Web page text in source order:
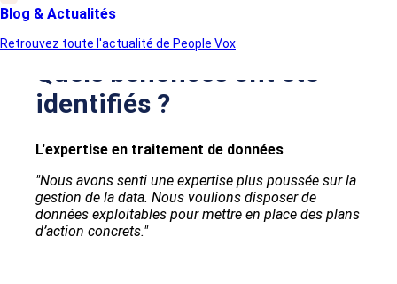
Blog & Actualités
Retrouvez toute l'actualité de People Vox
Quels bénéfices ont été
identifiés ?
L'expertise en traitement de données
"Nous avons senti une expertise plus poussée sur la
gestion de la data. Nous voulions disposer de
données exploitables pour mettre en place des plans
d’action concrets."